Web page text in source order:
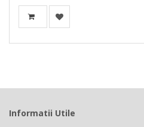
Informatii Utile